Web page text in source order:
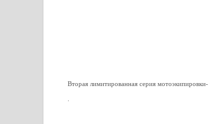
Вторая лимитированная серия мотоэкипировки-